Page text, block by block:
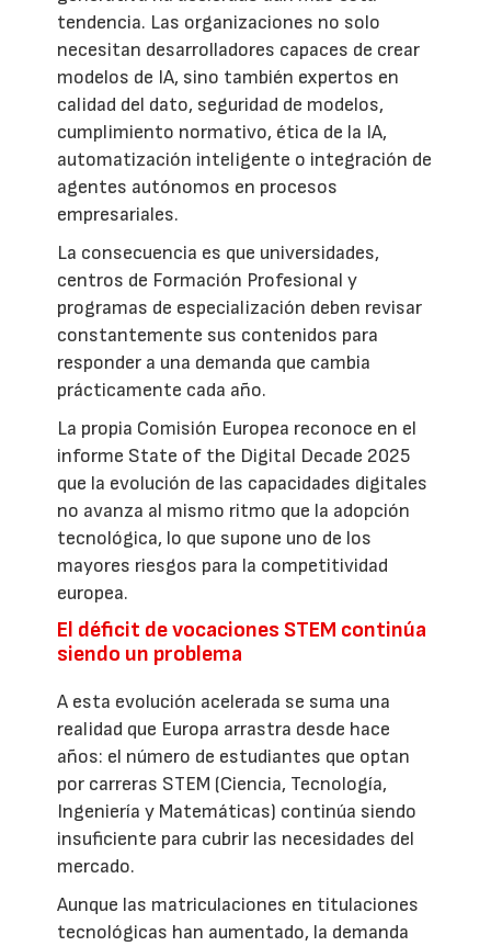
tendencia. Las organizaciones no solo
necesitan desarrolladores capaces de crear
modelos de IA, sino también expertos en
calidad del dato, seguridad de modelos,
cumplimiento normativo, ética de la IA,
automatización inteligente o integración de
agentes autónomos en procesos
empresariales.
La consecuencia es que universidades,
centros de Formación Profesional y
programas de especialización deben revisar
constantemente sus contenidos para
responder a una demanda que cambia
prácticamente cada año.
La propia Comisión Europea reconoce en el
informe State of the Digital Decade 2025
que la evolución de las capacidades digitales
no avanza al mismo ritmo que la adopción
tecnológica, lo que supone uno de los
mayores riesgos para la competitividad
europea.
El déficit de vocaciones STEM continúa
siendo un problema
A esta evolución acelerada se suma una
realidad que Europa arrastra desde hace
años: el número de estudiantes que optan
por carreras STEM (Ciencia, Tecnología,
Ingeniería y Matemáticas) continúa siendo
insuficiente para cubrir las necesidades del
mercado.
Aunque las matriculaciones en titulaciones
tecnológicas han aumentado, la demanda